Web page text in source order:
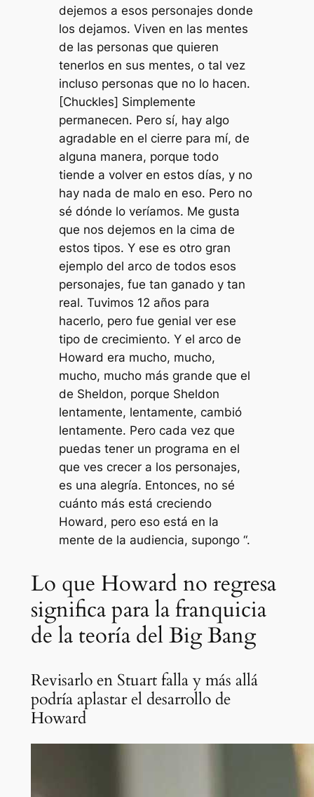
dejemos a esos personajes donde
los dejamos. Viven en las mentes
de las personas que quieren
tenerlos en sus mentes, o tal vez
incluso personas que no lo hacen.
[Chuckles] Simplemente
permanecen. Pero sí, hay algo
agradable en el cierre para mí, de
alguna manera, porque todo
tiende a volver en estos días, y no
hay nada de malo en eso. Pero no
sé dónde lo veríamos. Me gusta
que nos dejemos en la cima de
estos tipos. Y ese es otro gran
ejemplo del arco de todos esos
personajes, fue tan ganado y tan
real. Tuvimos 12 años para
hacerlo, pero fue genial ver ese
tipo de crecimiento. Y el arco de
Howard era mucho, mucho,
mucho, mucho más grande que el
de Sheldon, porque Sheldon
lentamente, lentamente, cambió
lentamente. Pero cada vez que
puedas tener un programa en el
que ves crecer a los personajes,
es una alegría. Entonces, no sé
cuánto más está creciendo
Howard, pero eso está en la
mente de la audiencia, supongo “.
Lo que Howard no regresa
significa para la franquicia
de la teoría del Big Bang
Revisarlo en Stuart falla y más allá
podría aplastar el desarrollo de
Howard